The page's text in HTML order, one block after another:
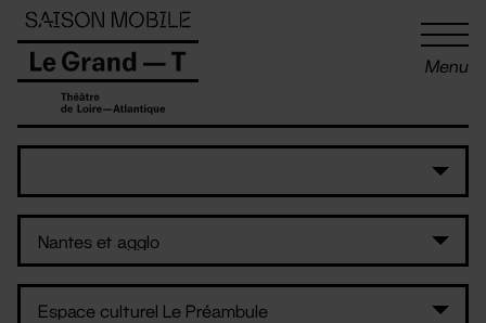
Menu
Panneau de gestion des cookies